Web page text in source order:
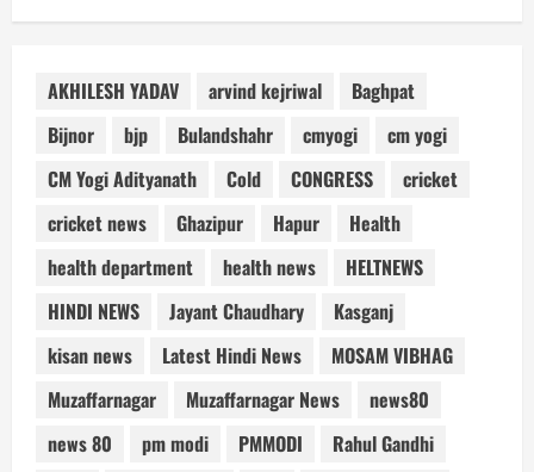
AKHILESH YADAV arvind kejriwal
Baghpat
Bijnor
bjp Bulandshahr cmyogi
cm yogi
CM Yogi Adityanath
Cold CONGRESS
cricket
cricket news
Ghazipur Hapur
Health
health department
health news
HELTNEWS
HINDI NEWS
Jayant Chaudhary
Kasganj
kisan news
Latest Hindi News
MOSAM VIBHAG
Muzaffarnagar
Muzaffarnagar News
news80
news 80
pm modi PMMODI
Rahul Gandhi